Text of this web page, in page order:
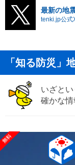
最新の地
tenki.jp公式
「知る防災」
いざと
確かな